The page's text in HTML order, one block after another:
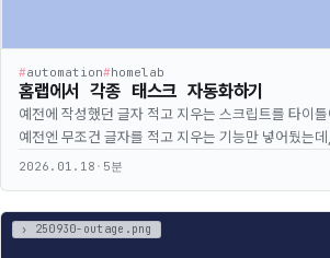
#automation#homelab
홈랩에서 각종 태스크 자동화하기
예전에 작성했던 글자 적고 지우는 스크립트를 타이
예전엔 무조건 글자를 적고 지우는 기능만 넣어뒀는
적기만 하고 끝나는 기능과 지우는 애니메이션은 생
2026.01.18 · 5분